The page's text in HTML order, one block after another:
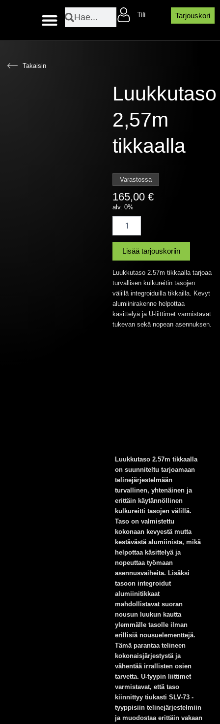
SearchSearch Tili Tarjouskori
Takaisin
Luukkutaso
2,57m
tikkaalla
Varastossa
165,00€
alv. 0%
2,57m
tikkaalla
määräLisää tarjouskoriin
Luukkutaso 2.57m tikkaalla tarjoaa
turvallisen kulkureitin tasojen
välillä integroiduilla tikkailla. Kevyt
alumiinirakenne helpottaa
käsittelyä ja U-liittimet varmistavat
tukevan sekä nopean asennuksen.
Luukkutaso 2.57m tikkaalla
on suunniteltu tarjoamaan
telinejärjestelmään
turvallinen, yhtenäinen ja
erittäin käytännöllinen
kulkureitti tasojen välillä.
Taso on valmistettu
kokonaan kevyestä mutta
kestävästä alumiinista, mikä
helpottaa käsittelyä ja
nopeuttaa työmaan
asennusvaiheita. Lisäksi
tasoon integroidut
alumiinitikkaat
mahdollistavat suoran
nousun luukun kautta
ylemmälle tasolle ilman
erillisiä nousuelementtejä.
Tämä parantaa telineen
kokonaisjärjestystä ja
vähentää irrallisten osien
tarvetta. U-tyypin liittimet
varmistavat, että taso
kiinnittyy tiukasti SLV-73 -
tyyppisiin telinejärjestelmiin
ja muodostaa erittäin vakaan